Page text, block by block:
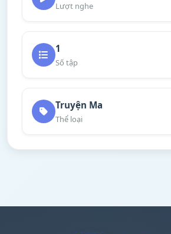
Lượt nghe
1
Số tập
Truyện Ma
Thể loại